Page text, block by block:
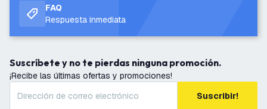
FAQ
Respuesta inmediata
Suscríbete y no te pierdas ninguna promoción.
¡Recibe las últimas ofertas y promociones!
Suscribir!